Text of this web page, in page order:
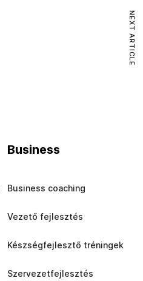
NEXT ARTICLE
Business
Business coaching
Vezető fejlesztés
Készségfejlesztő tréningek
Szervezetfejlesztés